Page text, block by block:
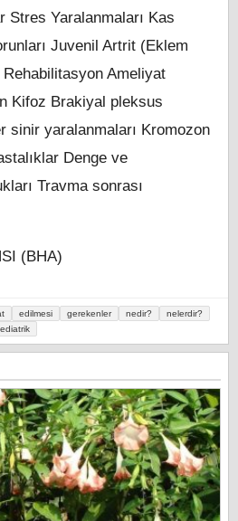
Stres Yaralanmaları Kas
Juvenil Artrit (Eklem
Rehabilitasyon Ameliyat
Kifoz Brakiyal pleksus
sinir yaralanmaları Kromozon
Denge ve
Travma sonrası
(BHA)
edilmesi gerekenler nedir?
nelerdir?